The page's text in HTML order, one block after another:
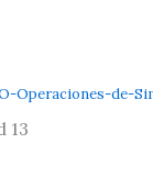
Operaciones-de-
13